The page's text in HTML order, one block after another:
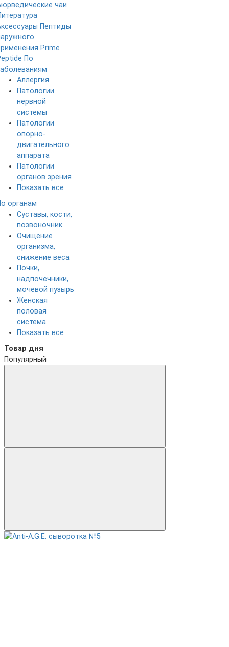
чаи
Пептиды
Prime
По
Аллергия
Патологии
нервной
системы
Патологии
опорно-
двигательного
аппарата
Патологии
органов зрения
Показать все
органам
Суставы, кости,
позвоночник
Очищение
организма,
снижение веса
Почки,
надпочечники,
мочевой пузырь
Женская
половая
система
Показать все
Товар дня
Популярный